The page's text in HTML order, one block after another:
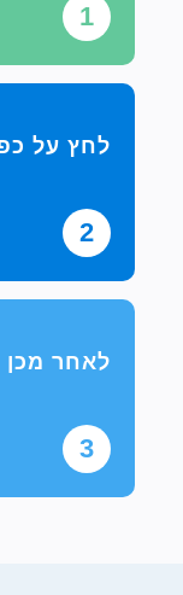
1
2
לחץ על
3
לאחר